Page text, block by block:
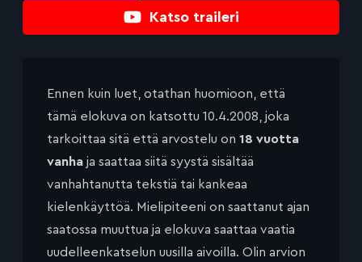
Katso traileri
Ennen kuin luet, otathan huomioon, että
tämä elokuva on katsottu 10.4.2008, joka
tarkoittaa sitä että arvostelu on 18 vuotta
vanha ja saattaa siitä syystä sisältää
vanhahtanutta tekstiä tai kankeaa
kielenkäyttöä. Mielipiteeni on saattanut ajan
saatossa muuttua ja elokuva saattaa vaatia
uudelleenkatselun uusilla aivoilla. Olin arvion